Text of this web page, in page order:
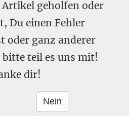
geholfen oder
Du einen Fehler
oder ganz anderer
teil es uns mit!
dir!